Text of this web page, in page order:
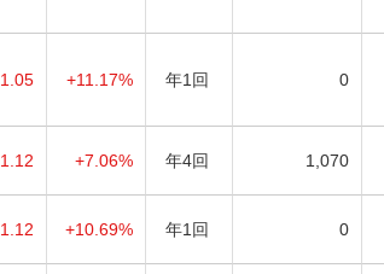
1.05 +11.17% 年1回 0
1.12 +7.06% 年4回 1,070
1.12 +10.69% 年1回 0